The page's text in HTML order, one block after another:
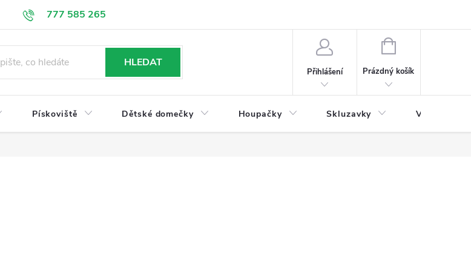
777 585 265
a platba Obchodní podmínky
HLEDAT
Přihlášení
NÁKUPNÍ
Prázdný košík
Pískoviště Dětské domečky Houpačky Skluzavky Veřejná